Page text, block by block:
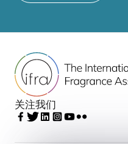
关注我们